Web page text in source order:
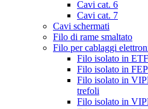
Cavi cat. 6
Cavi cat. 7
Cavi schermati
Filo di rame smaltato
Filo per cablaggi
Filo isolato in
Filo isolato in FEP
Filo isolato in
trefoli
Filo isolato in